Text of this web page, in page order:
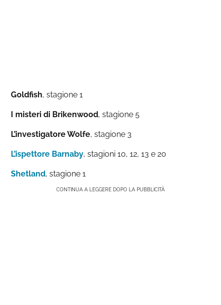
Goldfish, stagione 1
I misteri di Brikenwood, stagione 5
L’investigatore Wolfe, stagione 3
L’ispettore Barnaby, stagioni 10, 12, 13 e 20
Shetland, stagione 1
CONTINUA A LEGGERE DOPO LA PUBBLICITÀ